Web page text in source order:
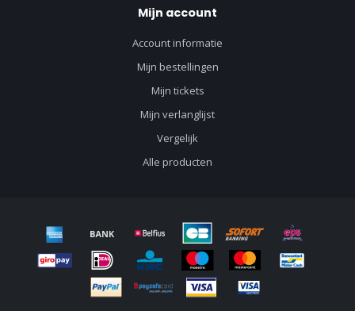
Mijn account
Account informatie
Mijn bestellingen
Mijn tickets
Mijn verlanglijst
Vergelijk
Alle producten